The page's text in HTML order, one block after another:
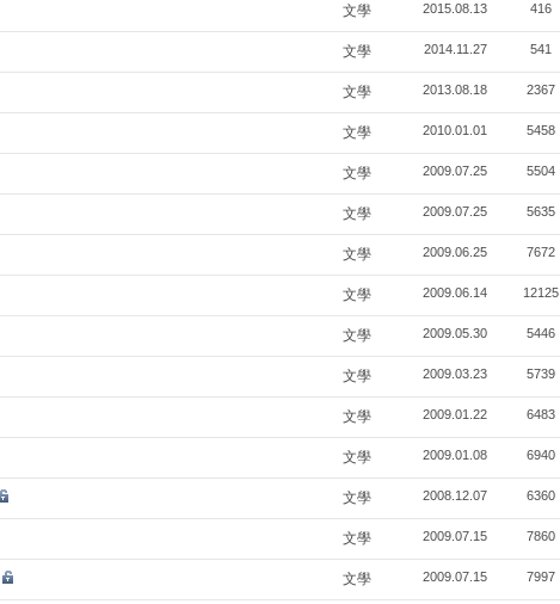
文學 2015.08.13 416
文學 2014.11.27 541
文學 2013.08.18 2367
文學 2010.01.01 5458
文學 2009.07.25 5504
文學 2009.07.25 5635
文學 2009.06.25 7672
文學 2009.06.14 12125
文學 2009.05.30 5446
文學 2009.03.23 5739
文學 2009.01.22 6483
文學 2009.01.08 6940
文學 2008.12.07 6360
文學 2009.07.15 7860
文學 2009.07.15 7997